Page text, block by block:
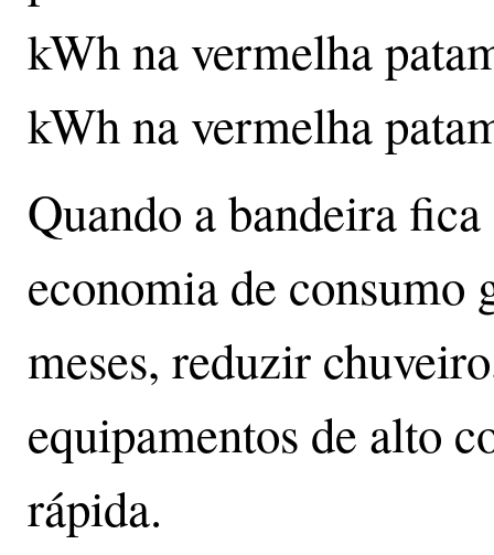
kWh na vermelha
kWh na vermelha
Quando a bandeira
economia de consumo
meses, reduzir
equipamentos de alto
rápida.